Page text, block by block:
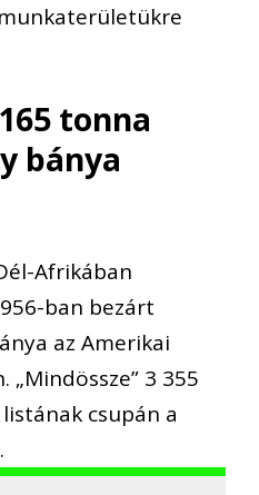
tonna
bánya
Afrikában
ban bezárt
az Amerikai
„Mindössze” 3 355
csupán a